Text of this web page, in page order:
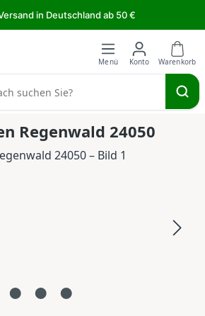
in Deutschland ab 50 €
Regenwald 24050